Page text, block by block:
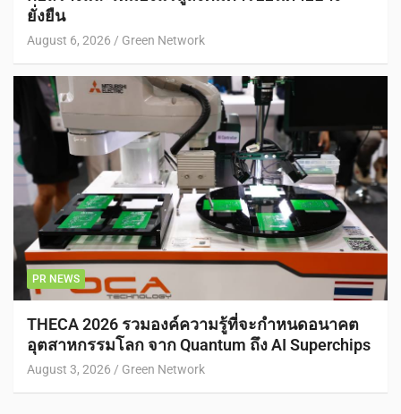
ยั่งยืน
August 6, 2026 Green Network
PR NEWS
THECA 2026 รวมองค์ความรู้ที่จะกำหนดอนาคต
อุตสาหกรรมโลก จาก Quantum ถึง AI Superchips
August 3, 2026 Green Network